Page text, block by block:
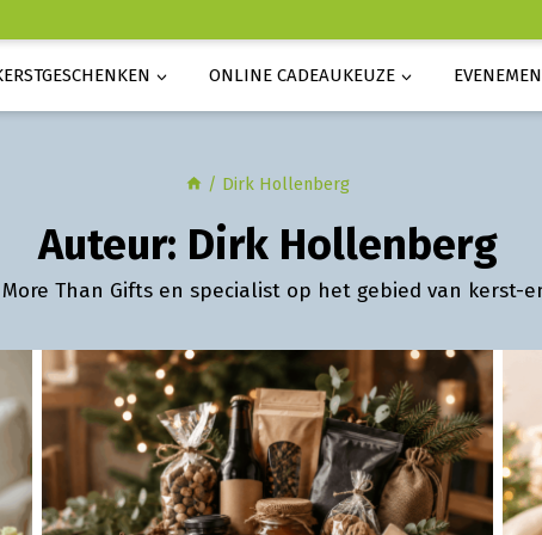
ONLINE CADEAUKEUZE
/ Dirk Hollenberg
Auteur: Dirk Hollenberg
Than Gifts en specialist op het gebied van kerst-